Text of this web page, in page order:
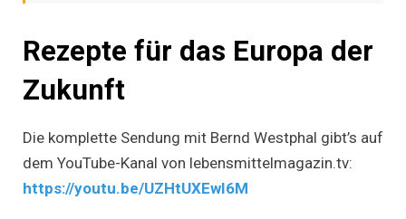
Rezepte für das Europa der
Zukunft
Die komplette Sendung mit Bernd Westphal gibt’s auf
dem YouTube-Kanal von lebensmittelmagazin.tv:
https://youtu.be/UZHtUXEwI6M